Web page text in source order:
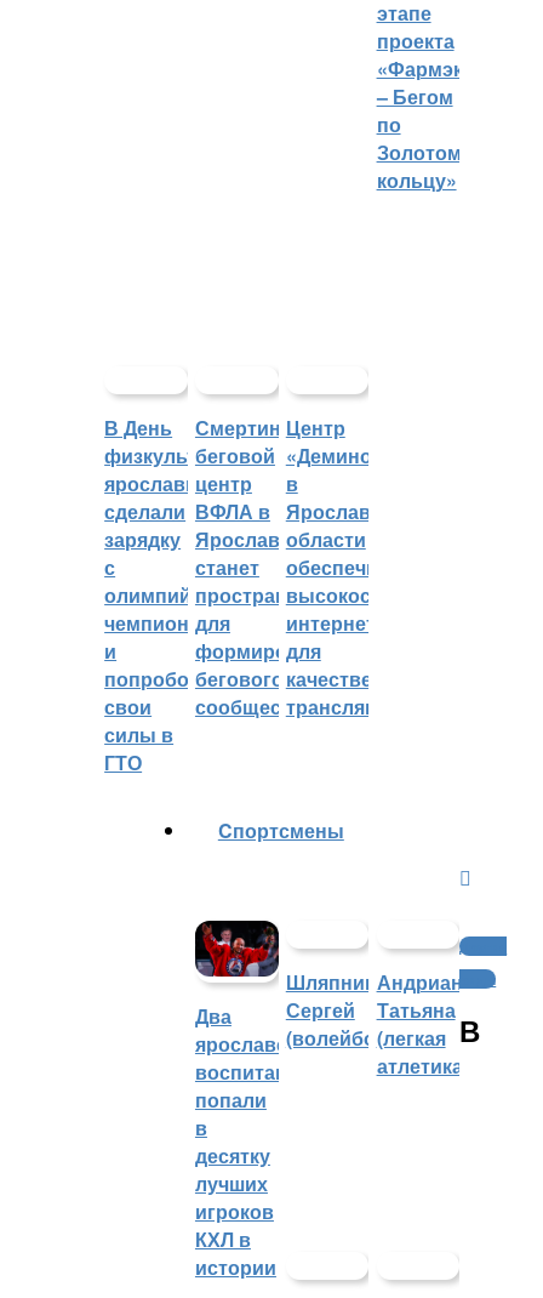
этапе
проекта
«Фармэко
– Бегом
по
Золотому
кольцу»
В День
физкультурника
ярославцы
сделали
зарядку
с
олимпийским
чемпионом
и
попробовали
свои
силы в
ГТО
Смертин:
беговой
центр
ВФЛА в
Ярославле
станет
пространством
для
формирования
бегового
сообщества
Центр
«Демино»
в
Ярославской
области
обеспечивают
высокоскоростным
интернетом
для
качественных
трансляций
Cпортсмены
Два
ярославских
воспитанника
попали
в
десятку
лучших
игроков
КХЛ в
истории
Шляпников
Сергей
(волейбол)
Андрианова
Татьяна
(легкая
атлетика)
Другие
виды
В